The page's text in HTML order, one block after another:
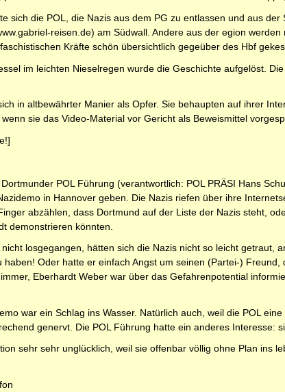
sich die POL, die Nazis aus dem PG zu entlassen und aus
reisen.de) am Südwall. Andere aus der egion
Kräfte schön übersichtlich gegeüber des Hbf
im leichten Nieselregen wurde die Geschichte aufgelöst.
in altbewährter Manier als Opfer. Sie behaupten auf ihrer
sie das Video-Material vor Gericht als Beweismittel
POL Führung (verantwortlich: POL PRÄSI Hans
in Hannover geben. Die Nazis riefen über ihre
abzählen, dass Dortmund auf der Liste der Nazis steht,
demonstrieren könnten.
losgegangen, hätten sich die Nazis nicht so leicht getraut,
haben! Oder hatte er einfach Angst um seinen (Partei-)
Eberhardt Weber war über das Gefahrenpotential
war ein Schlag ins Wasser. Natürlich auch, weil die POL
genervt. Die POL Führung hatte ein anderes Interesse:
sehr sehr unglücklich, weil sie offenbar völlig ohne Plan ins